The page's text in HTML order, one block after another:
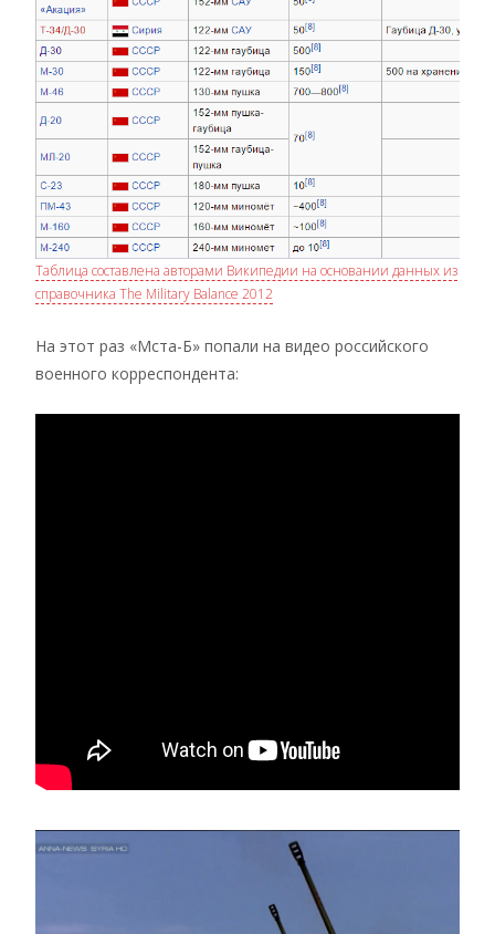
Таблица составлена авторами Википедии на основании данных из
справочника The Military Balance 2012
На этот раз «Мста-Б» попали на видео российского
военного корреспондента: